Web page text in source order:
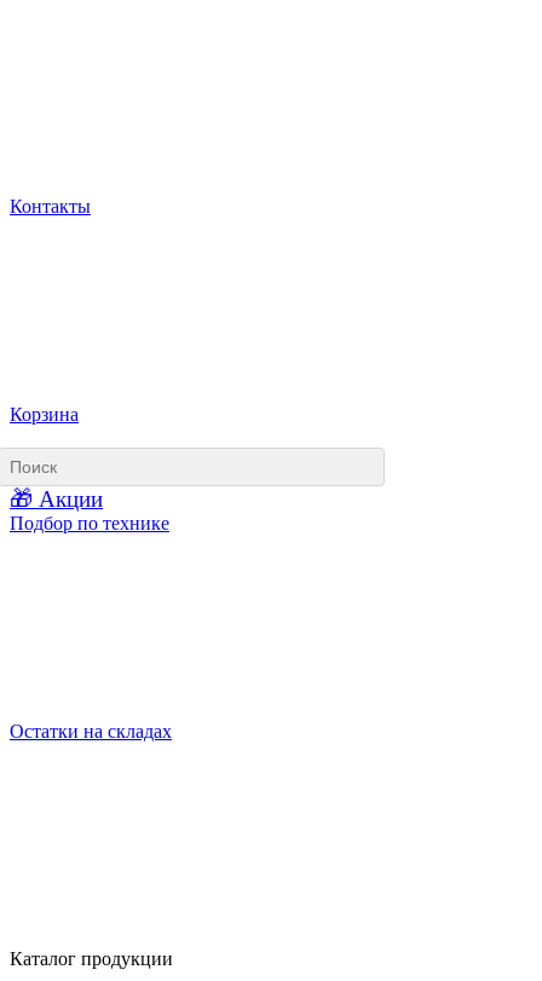
Контакты
Корзина
🎁 Акции
Подбор по технике
Остатки на складах
Каталог продукции